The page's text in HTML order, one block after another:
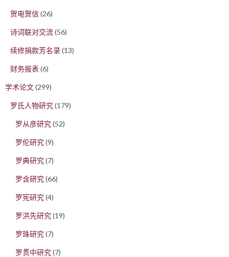
贺电贺信(26)
诗词联对交流(56)
续修捐款芳名录(13)
财务报表 (6)
学术论文(299)
罗氏人物研究(179)
罗从彦研究(52)
罗伦研究(9)
罗典研究(7)
罗含研究(66)
罗宪研究(4)
罗洪先研究(19)
罗珠研究(7)
罗贯中研究(7)